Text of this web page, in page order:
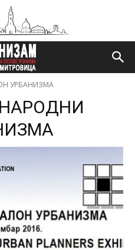
УРБАНИЗМА